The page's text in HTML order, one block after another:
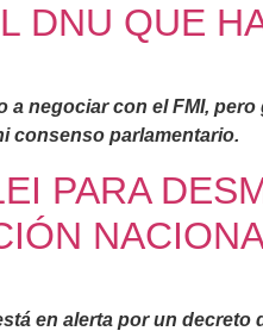
DNU QUE
a negociar con el FMI,
consenso parlamentario.
PARA
en alerta por un